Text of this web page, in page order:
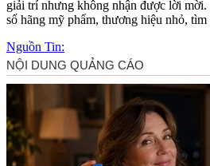
giải trí nhưng không nhận được lời
số hãng mỹ phẩm, thương hiệu nhỏ,
Nguồn Tin: